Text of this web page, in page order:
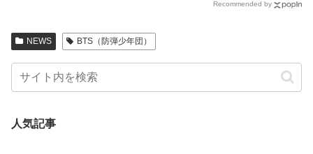
Recommended by
NEWS BTS（防弾少年団）
人気記事